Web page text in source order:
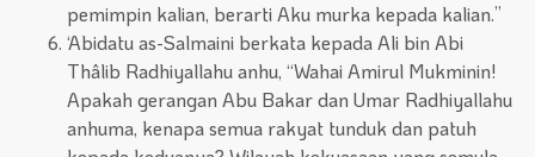
pemimpin kalian, berarti Aku murka kepada kalian.”
‘Abidatu as-Salmaini berkata kepada Ali bin Abi
Thâlib Radhiyallahu anhu, “Wahai Amirul Mukminin!
Apakah gerangan Abu Bakar dan Umar Radhiyallahu
anhuma, kenapa semua rakyat tunduk dan patuh